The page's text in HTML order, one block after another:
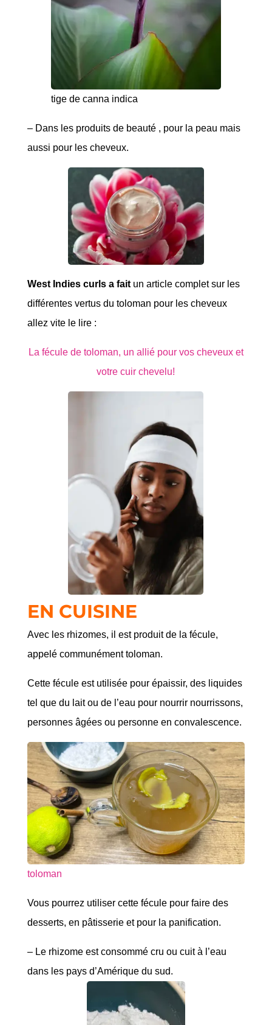
tige de canna indica
– Dans les produits de beauté , pour la peau mais
aussi pour les cheveux.
West Indies curls a faitun article complet sur les
différentes vertus du toloman pour les cheveux
allez vite le lire :
La fécule de toloman, un allié pour vos cheveux et
votre cuir chevelu!
EN CUISINE
Avec les rhizomes, il est produit de la fécule,
appelé communément toloman.
Cette fécule est utilisée pour épaissir, des liquides
tel que du lait ou de l’eau pour nourrir nourrissons,
personnes âgées ou personne en convalescence.
toloman
Vous pourrez utiliser cette fécule pour faire des
desserts, en pâtisserie et pour la panification.
– Le rhizome est consommé cru ou cuit à l’eau
dans les pays d’Amérique du sud.